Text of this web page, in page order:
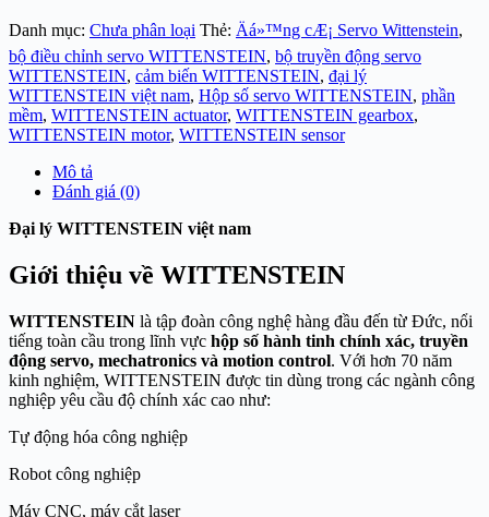
Danh mục: Chưa phân loại Thẻ: Äá»™ng cÆ¡ Servo Wittenstein,
bộ điều chỉnh servo WITTENSTEIN, bộ truyền động servo
WITTENSTEIN, cảm biến WITTENSTEIN, đại lý
WITTENSTEIN việt nam, Hộp số servo WITTENSTEIN, phần
mềm, WITTENSTEIN actuator, WITTENSTEIN gearbox,
WITTENSTEIN motor, WITTENSTEIN sensor
Mô tả
Đánh giá (0)
Đại lý WITTENSTEIN việt nam
Giới thiệu về WITTENSTEIN
WITTENSTEIN là tập đoàn công nghệ hàng đầu đến từ Đức, nổi
tiếng toàn cầu trong lĩnh vực hộp số hành tinh chính xác, truyền
động servo, mechatronics và motion control. Với hơn 70 năm
kinh nghiệm, WITTENSTEIN được tin dùng trong các ngành công
nghiệp yêu cầu độ chính xác cao như:
Tự động hóa công nghiệp
Robot công nghiệp
Máy CNC, máy cắt laser